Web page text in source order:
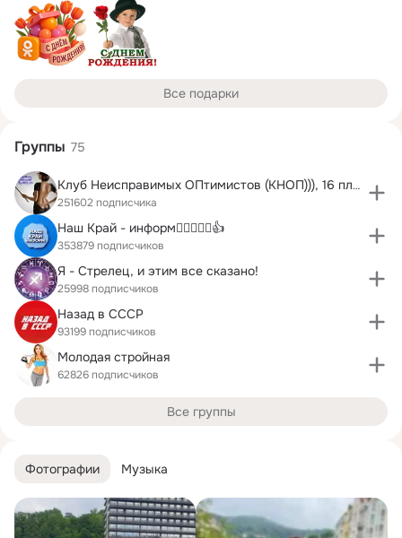
Фотографии Музыка
Все подарки
Группы 75
Клуб Неисправимых ОПтимистов (КНОП))), 16 плюс...
251602 подписчика
Наш Край - информ❤️‍🔥💯❤️‍🔥👍
353879 подписчиков
Я - Стрелец, и этим все сказано!
25998 подписчиков
Назад в СССР
93199 подписчиков
Молодая стройная
62826 подписчиков
Все группы